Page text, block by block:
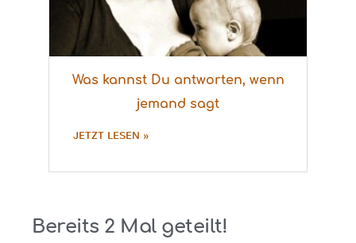
Was kannst Du antworten, wenn
jemand sagt
JETZT LESEN »
Bereits 2 Mal geteilt!